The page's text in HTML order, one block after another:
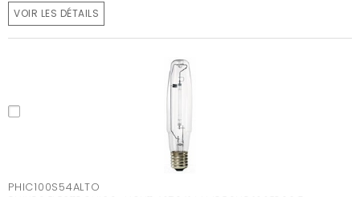
VOIR LES DÉTAILS
PHIC100S54ALTO